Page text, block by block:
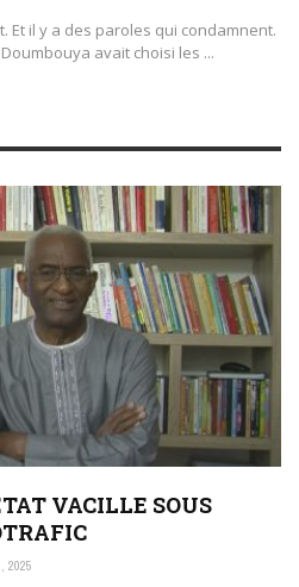
Et il y a des paroles qui condamnent.
avait choisi les ...
VACILLE SOUS
2025